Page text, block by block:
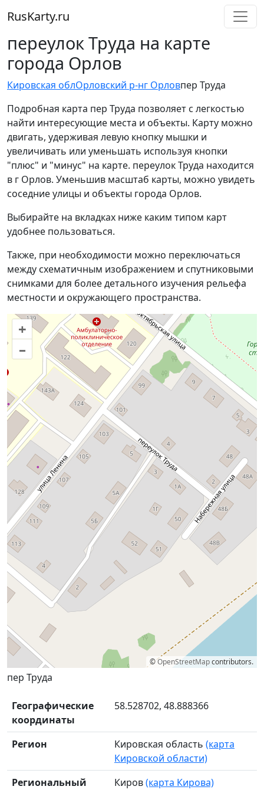
RusKarty.ru
переулок Труда на карте
города Орлов
Кировская облОрловский р-нг Орловпер Труда
Подробная карта пер Труда позволяет с легкостью
найти интересующие места и объекты. Карту можно
двигать, удерживая левую кнопку мышки и
увеличивать или уменьшать используя кнопки
"плюс" и "минус" на карте. переулок Труда находится
в г Орлов. Уменьшив масштаб карты, можно увидеть
соседние улицы и объекты города Орлов.
Выбирайте на вкладках ниже каким типом карт
удобнее пользоваться.
Также, при необходимости можно переключаться
между схематичным изображением и спутниковыми
снимками для более детального изучения рельефа
местности и окружающего пространства.
+
–
©OpenStreetMapcontributors.
пер Труда
Географические
координаты
58.528702, 48.888366
Регион Кировская область (карта
Кировской области)
Региональный
Киров(карта Кирова)